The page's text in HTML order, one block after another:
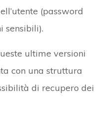
(password
sensibili).
ultime versioni
con una struttura
di recupero dei